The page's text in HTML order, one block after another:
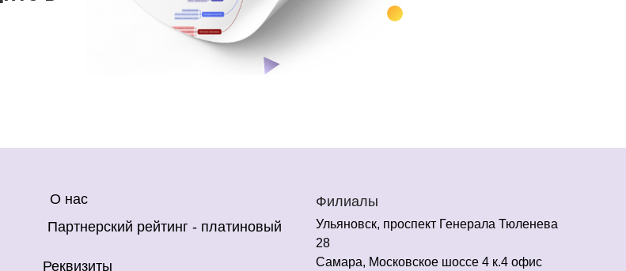
Ульяновск, проспект Генерала Тюленева
28
Самара, Московское шоссе 4 к.4 офис
О нас Филиалы
Реквизиты
Партнерский рейтинг - платиновый